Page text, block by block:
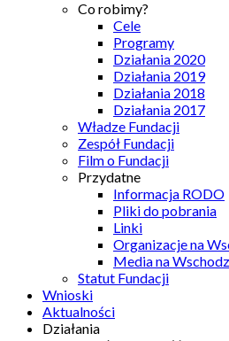
Co robimy?
Cele
Programy
Działania 2020
Działania 2019
Działania 2018
Działania 2017
Władze Fundacji
Zespół Fundacji
Film o Fundacji
Przydatne
Informacja RODO
Pliki do pobrania
Linki
Organizacje na
Media na
Statut Fundacji
Wnioski
Aktualności
Działania